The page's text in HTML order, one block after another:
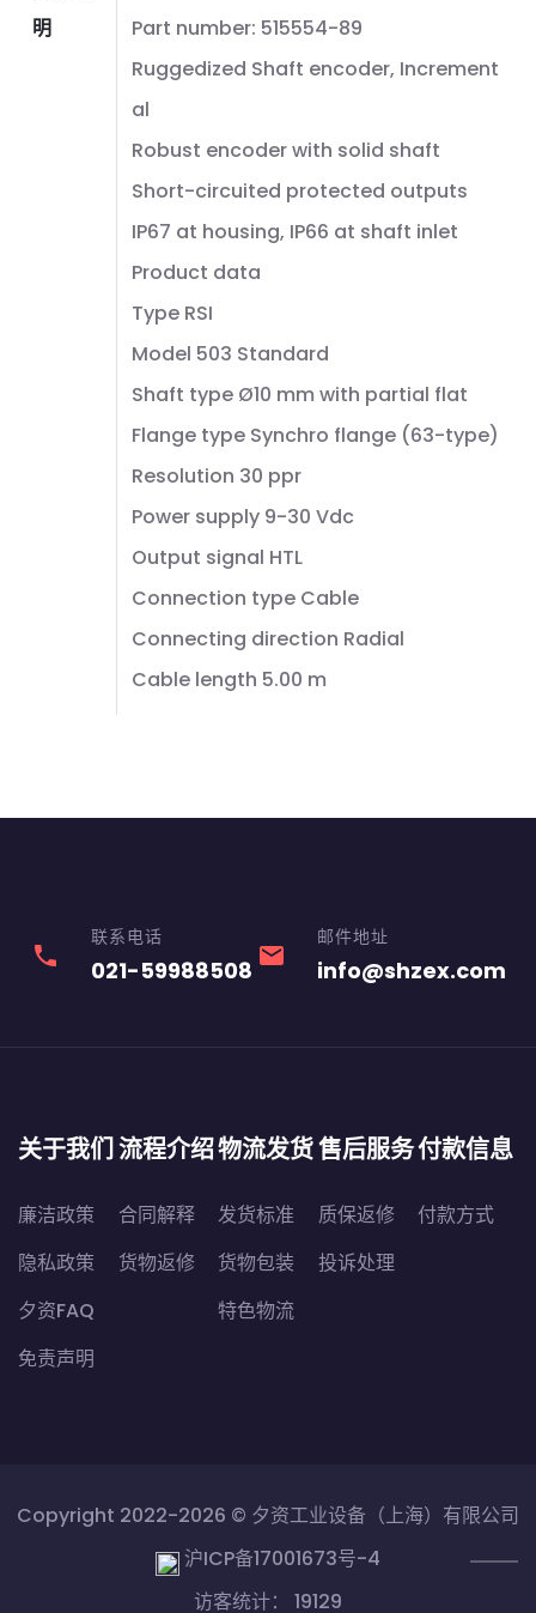
明
Part number: 515554-89
Ruggedized Shaft encoder, Increment
al
Robust encoder with solid shaft
Short-circuited protected outputs
IP67 at housing, IP66 at shaft inlet
Product data
Type RSI
Model 503 Standard
Shaft type Ø10 mm with partial flat
Flange type Synchro flange (63-type)
Resolution 30 ppr
Power supply 9-30 Vdc
Output signal HTL
Connection type Cable
Connecting direction Radial
Cable length 5.00 m
phone
联系电话
021-59988508 email
邮件地址
info@shzex.com
关于我们
廉洁政策
隐私政策
夕资FAQ
免责声明
流程介绍
合同解释
货物返修
物流发货
发货标准
货物包装
特色物流
售后服务
质保返修
投诉处理
付款信息
付款方式
Copyright 2022-2026 © 夕资工业设备（上海）有限公司
沪ICP备17001673号-4
访客统计： 19129